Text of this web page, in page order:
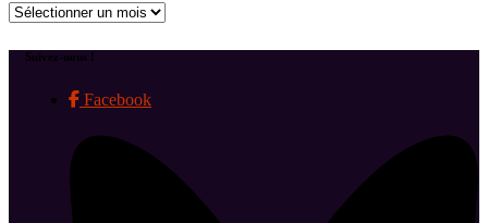
Archives
Suivez-nous !
Facebook